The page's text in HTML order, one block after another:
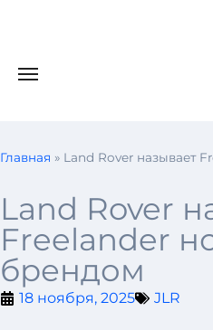
Главная » Land Rover называет
Land Rover
Freelander
брендом
18 ноября, 2025 JLR